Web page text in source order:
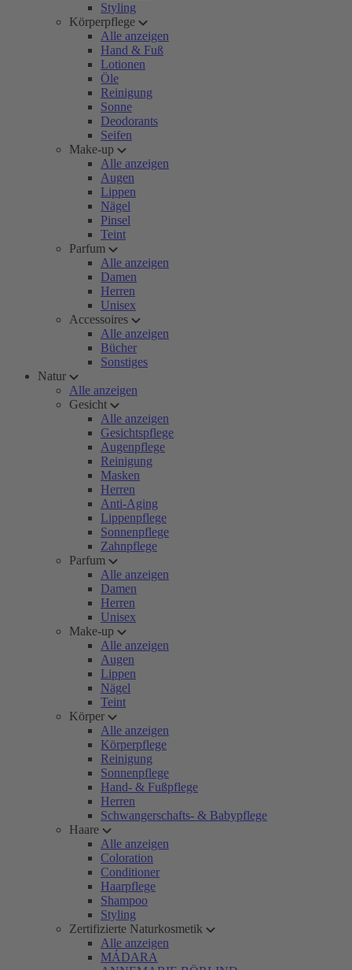
Styling
Körperpflege
Alle anzeigen
Hand & Fuß
Lotionen
Öle
Reinigung
Sonne
Deodorants
Seifen
Make-up
Alle anzeigen
Augen
Lippen
Nägel
Pinsel
Teint
Parfum
Alle anzeigen
Damen
Herren
Unisex
Accessoires
Alle anzeigen
Bücher
Sonstiges
Natur
Alle anzeigen
Gesicht
Alle anzeigen
Gesichtspflege
Augenpflege
Reinigung
Masken
Herren
Anti-Aging
Lippenpflege
Sonnenpflege
Zahnpflege
Parfum
Alle anzeigen
Damen
Herren
Unisex
Make-up
Alle anzeigen
Augen
Lippen
Nägel
Teint
Körper
Alle anzeigen
Körperpflege
Reinigung
Sonnenpflege
Hand- & Fußpflege
Herren
Schwangerschafts- & Babypflege
Haare
Alle anzeigen
Coloration
Conditioner
Haarpflege
Shampoo
Styling
Zertifizierte Naturkosmetik
Alle anzeigen
MÁDARA